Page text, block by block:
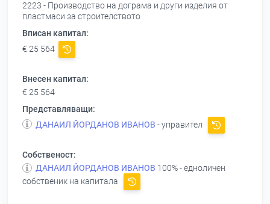
2223 - Производство на дограма и други изделия от
пластмаси за строителството
Вписан капитал:
€ 25 564
Внесен капитал:
€ 25 564
Представляващи:
ДАНАИЛ ЙОРДАНОВ ИВАНОВ - управител
Собственост:
ДАНАИЛ ЙОРДАНОВ ИВАНОВ 100% - едноличен
собственик на капитала